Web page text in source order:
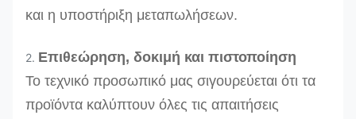
και η υποστήριξη μεταπωλήσεων.
2. Επιθεώρηση, δοκιμή και πιστοποίηση
Το τεχνικό προσωπικό μας σιγουρεύεται ότι τα
προϊόντα καλύπτουν όλες τις απαιτήσεις